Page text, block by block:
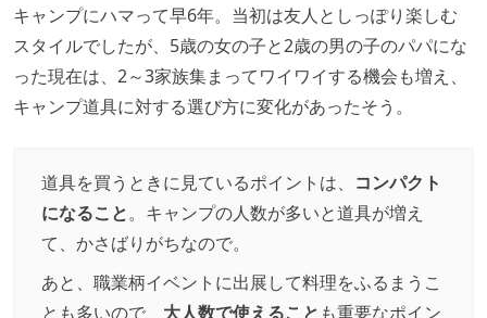
キャンプにハマって早6年。当初は友人としっぽり楽しむ
スタイルでしたが、5歳の女の子と2歳の男の子のパパにな
った現在は、2～3家族集まってワイワイする機会も増え、
キャンプ道具に対する選び方に変化があったそう。
道具を買うときに見ているポイントは、 コンパクト
になること。キャンプの人数が多いと道具が増え
て、かさばりがちなので。
あと、職業柄イベントに出展して料理をふるまうこ
とも多いので、 大人数で使えること も重要なポイン